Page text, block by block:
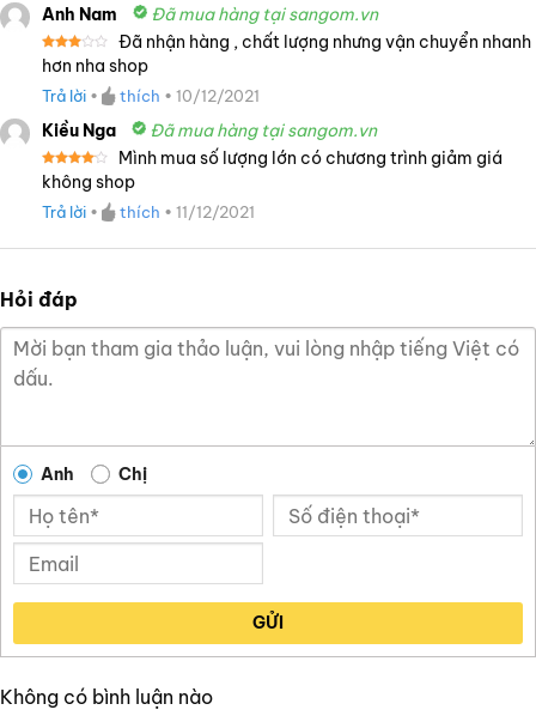
Anh Nam Đã mua hàng tại sangom.vn
Được
xếp
hạng
3 5
Đã nhận hàng , chất lượng nhưng vận chuyển nhanh
hơn nha shop
Trả lời • thích • 10/12/2021
Kiều Nga Đã mua hàng tại sangom.vn
Được
xếp
hạng4
5 sao
Mình mua số lượng lớn có chương trình giảm giá
không shop
Trả lời • thích • 11/12/2021
Hỏi đáp
Anh Chị
GỬI
Không có bình luận nào